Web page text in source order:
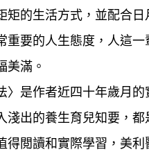
矩的生活方式，並配合日
重要的人生態度，人這
美滿。
〉是作者近四十年歲月
淺出的養生育兒知要，都
得閲讀和實際學習，美